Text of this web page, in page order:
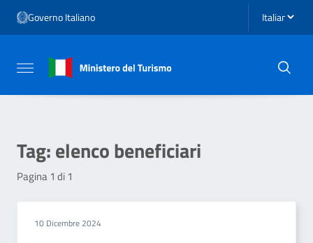
Vai al menu di navigazione
Vai al footer
Governo Italiano Seleziona
Attiva / disattiva la navigazione
Tag:elenco beneficiari
Pagina 1 di 1
10 Dicembre 2024